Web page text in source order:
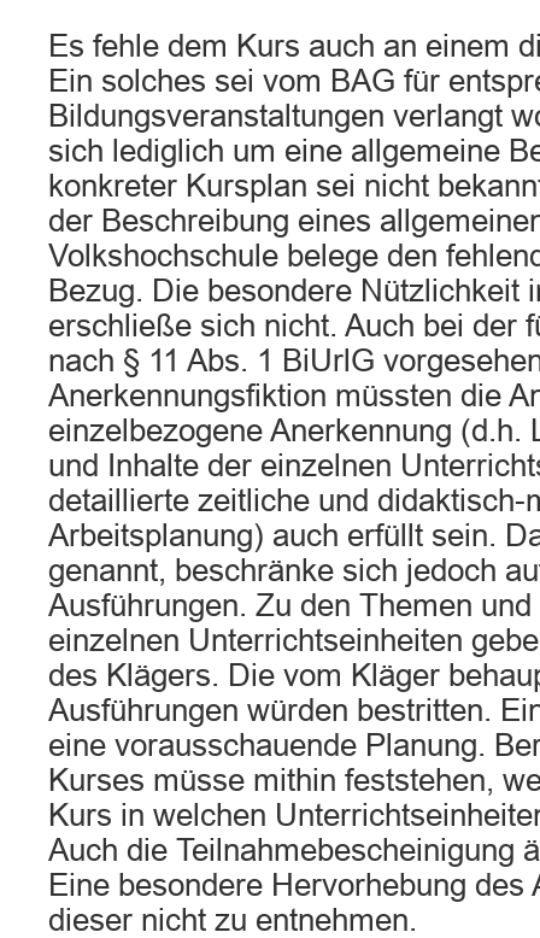
Es fehle dem Kurs auch an einem
Ein solches sei vom BAG für
Bildungsveranstaltungen verlangt
sich lediglich um eine allgemeine
konkreter Kursplan sei nicht
der Beschreibung eines
Volkshochschule belege den
Bezug. Die besondere Nützlichkeit
erschließe sich nicht. Auch bei der
nach § 11 Abs. 1 BiUrlG
Anerkennungsfiktion müssten die
einzelbezogene Anerkennung (d.h.
und Inhalte der einzelnen
detaillierte zeitliche und didaktisch-
Arbeitsplanung) auch erfüllt sein.
genannt, beschränke sich jedoch
Ausführungen. Zu den Themen
einzelnen Unterrichtseinheiten
des Klägers. Die vom Kläger
Ausführungen würden bestritten.
eine vorausschauende Planung.
Kurses müsse mithin feststehen,
Kurs in welchen
Auch die Teilnahmebescheinigung
Eine besondere Hervorhebung des
dieser nicht zu entnehmen.